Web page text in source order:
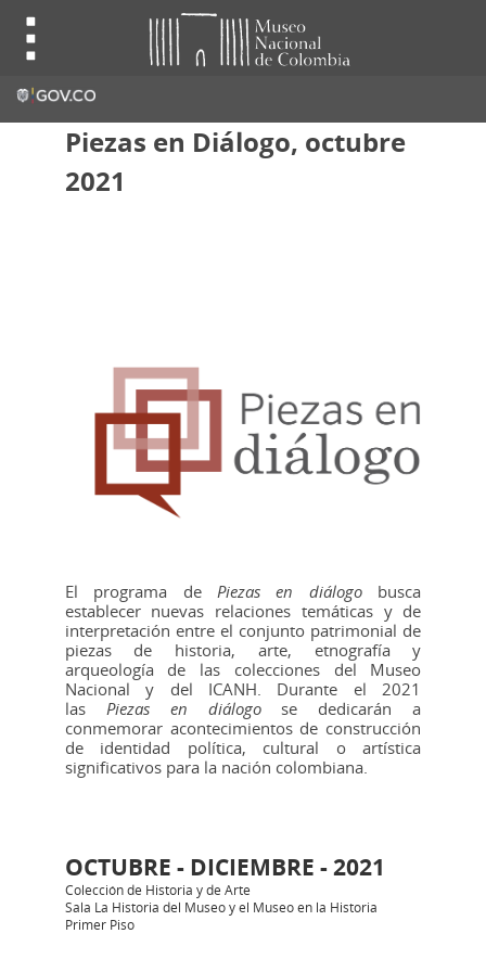
Piezas en Diálogo, octubre
2021
El programa de Piezas en diálogo busca
establecer nuevas relaciones temáticas y de
interpretación entre el conjunto patrimonial de
piezas de historia, arte, etnografía y
arqueología de las colecciones del Museo
Nacional y del ICANH. Durante el 2021
las Piezas en diálogose dedicarán a
conmemorar acontecimientos de construcción
de identidad política, cultural o artística
significativos para la nación colombiana.
OCTUBRE - DICIEMBRE - 2021
Colección de Historia y de Arte
Sala La Historia del Museo y el Museo en la Historia
Primer Piso